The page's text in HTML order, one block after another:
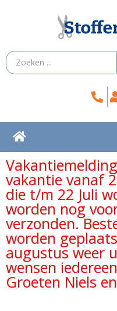
vakantie vanaf
die t/m 22 Juli
worden nog
verzonden.
worden
augustus weer
wensen
Groeten Niels